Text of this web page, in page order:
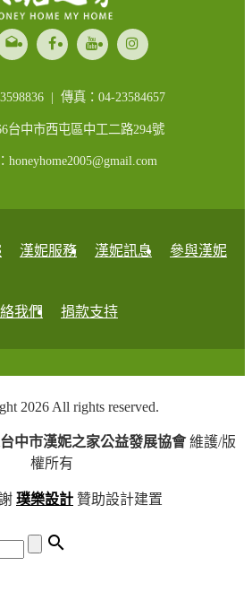
drafts
| 傳真：04-23584657
台中市西屯區中工二路294號
honeyhome2005@gmail.com
漢妮服務 漢妮訊息 參與漢妮
我們 捐款支持
2026 All rights reserved.
中市漢妮之家公益發展協會維護/版
權所有
璞樂設計 贊助設計建置
